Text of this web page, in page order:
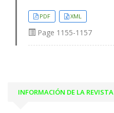
PDF XML
Page 1155-1157
INFORMACIÓN DE LA REVISTA